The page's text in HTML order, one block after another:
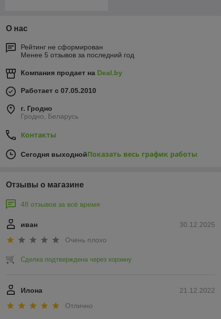
О нас
Рейтинг не сформирован
Менее 5 отзывов за последний год
Компания продает на Deal.by
Работает с 07.05.2010
г. Гродно
Гродно, Беларусь
Контакты
Сегодня выходнойПоказать весь график работы
Отзывы о магазине
48 отзывов за всё время
30.12.2025
иван
Очень плохо
Сделка подтверждена через корзину
21.12.2022
Илона
Отлично